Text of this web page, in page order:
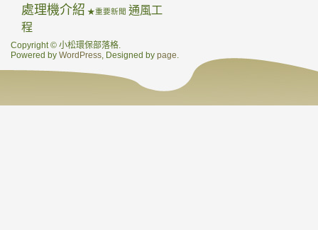
處理機介紹 ★重要新聞 通風工
程
Copyright © 小松環保部落格.
Powered by WordPress, Designed by page.